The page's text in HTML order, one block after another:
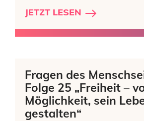
JETZT LESEN
Fragen des
Folge 25 „Freiheit –
Möglichkeit, sein
gestalten“